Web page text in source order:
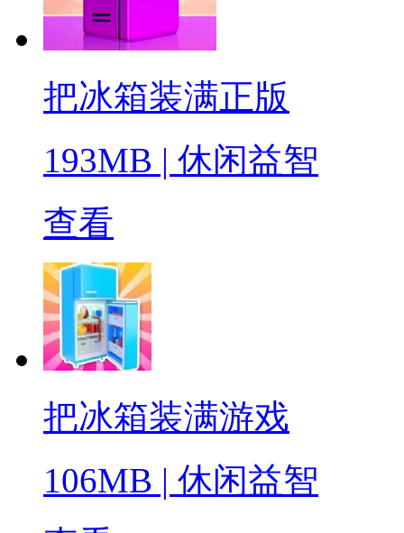
把冰箱装满正版
193MB | 休闲益智
查看
把冰箱装满游戏
106MB | 休闲益智